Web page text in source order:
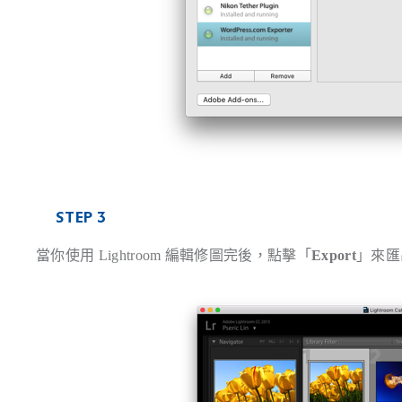
STEP 3
當你使用 Lightroom 編輯修圖完後，點擊「 Export」來